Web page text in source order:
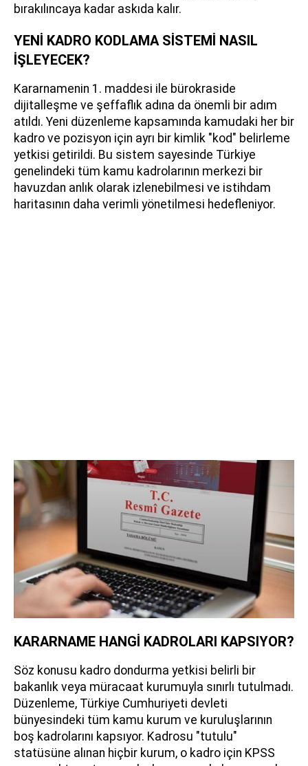
bırakılıncaya kadar askıda kalır.
YENİ KADRO KODLAMA SİSTEMİ NASIL
İŞLEYECEK?
Kararnamenin 1. maddesi ile bürokraside
dijitalleşme ve şeffaflık adına da önemli bir adım
atıldı. Yeni düzenleme kapsamında kamudaki her bir
kadro ve pozisyon için ayrı bir kimlik "kod" belirleme
yetkisi getirildi. Bu sistem sayesinde Türkiye
genelindeki tüm kamu kadrolarının merkezi bir
havuzdan anlık olarak izlenebilmesi ve istihdam
haritasının daha verimli yönetilmesi hedefleniyor.
KARARNAME HANGİ KADROLARI KAPSIYOR?
Söz konusu kadro dondurma yetkisi belirli bir
bakanlık veya müracaat kurumuyla sınırlı tutulmadı.
Düzenleme, Türkiye Cumhuriyeti devleti
bünyesindeki tüm kamu kurum ve kuruluşlarının
boş kadrolarını kapsıyor. Kadrosu "tutulu"
statüsüne alınan hiçbir kurum, o kadro için KPSS